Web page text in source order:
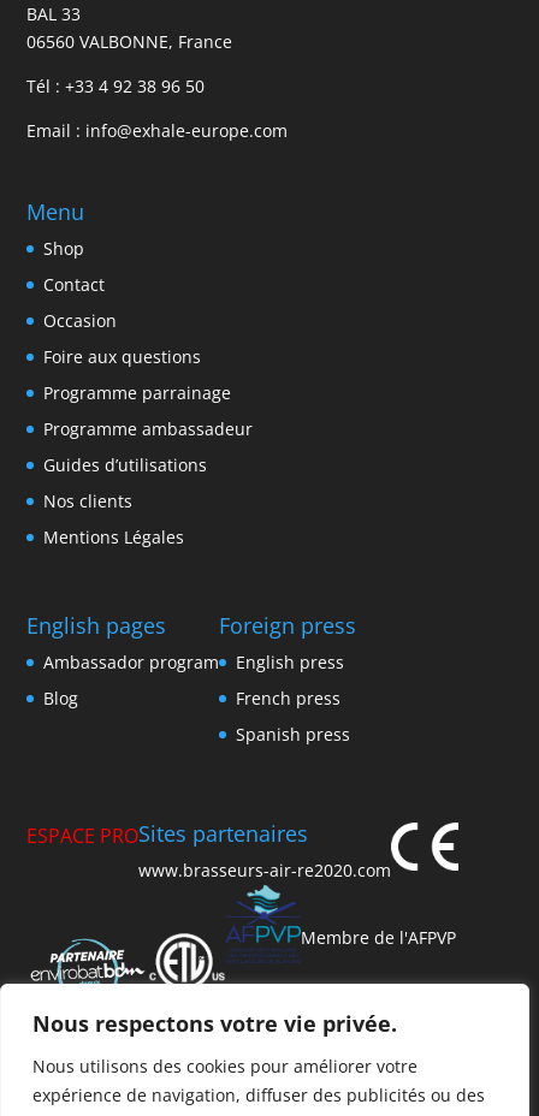
Nous respectons votre vie privée.
Nous utilisons des cookies pour améliorer votre
expérience de navigation, diffuser des publicités ou des
BAL 33
06560 VALBONNE, France
Tél :+33 4 92 38 96 50
Email : info@exhale-europe.com
Menu
Shop
Contact
Occasion
Foire aux questions
Programme parrainage
Programme ambassadeur
Guides d’utilisations
Nos clients
Mentions Légales
English pages
Ambassador program
Blog
Foreign press
English press
French press
Spanish press
ESPACE PROSites partenaires
www.brasseurs-air-re2020.com
Membre de l'AFPVP